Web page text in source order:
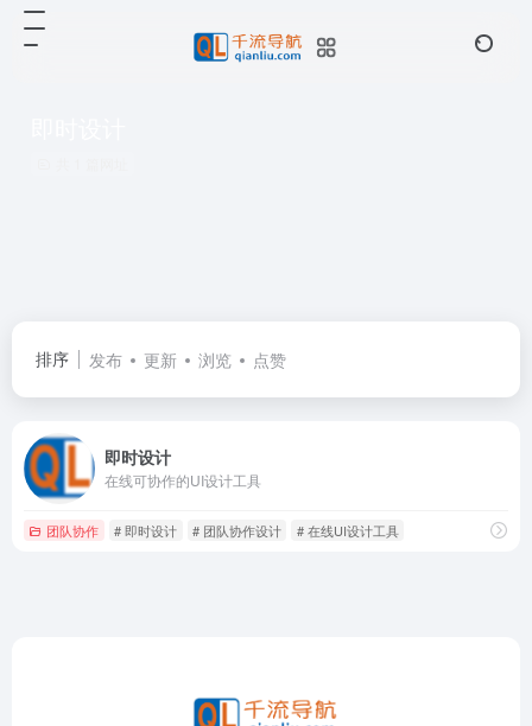
排序 发布 更新 浏览 点赞
即时设计
在线可协作的UI设计工具
团队协作 # 即时设计 # 团队协作设计 # 在线UI设计工具